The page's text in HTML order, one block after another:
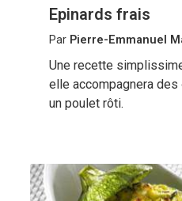
Epinards frais
Par Pierre-Emmanuel
Une recette
elle accompagnera
un poulet rôti.